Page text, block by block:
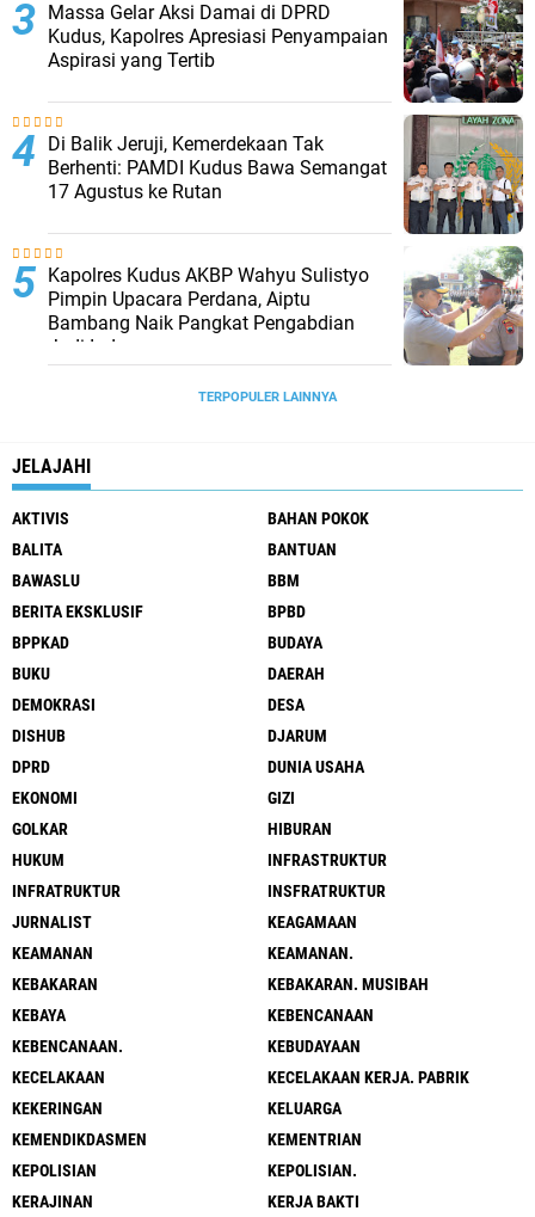
Massa Gelar Aksi Damai di DPRD
Kudus, Kapolres Apresiasi Penyampaian
Aspirasi yang Tertib
Di Balik Jeruji, Kemerdekaan Tak
Berhenti: PAMDI Kudus Bawa Semangat
17 Agustus ke Rutan
Kapolres Kudus AKBP Wahyu Sulistyo
Pimpin Upacara Perdana, Aiptu
Bambang Naik Pangkat Pengabdian
Jadi Ipda
TERPOPULER LAINNYA
JELAJAHI
AKTIVIS
BAHAN POKOK
BALITA
BANTUAN
BAWASLU
BBM
BERITA EKSKLUSIF
BPBD
BPPKAD
BUDAYA
BUKU
DAERAH
DEMOKRASI
DESA
DISHUB
DJARUM
DPRD
DUNIA USAHA
EKONOMI
GIZI
GOLKAR
HIBURAN
HUKUM
INFRASTRUKTUR
INFRATRUKTUR
INSFRATRUKTUR
JURNALIST
KEAGAMAAN
KEAMANAN
KEAMANAN.
KEBAKARAN
KEBAKARAN. MUSIBAH
KEBAYA
KEBENCANAAN
KEBENCANAAN.
KEBUDAYAAN
KECELAKAAN
KECELAKAAN KERJA. PABRIK
KEKERINGAN
KELUARGA
KEMENDIKDASMEN
KEMENTRIAN
KEPOLISIAN
KEPOLISIAN.
KERAJINAN
KERJA BAKTI